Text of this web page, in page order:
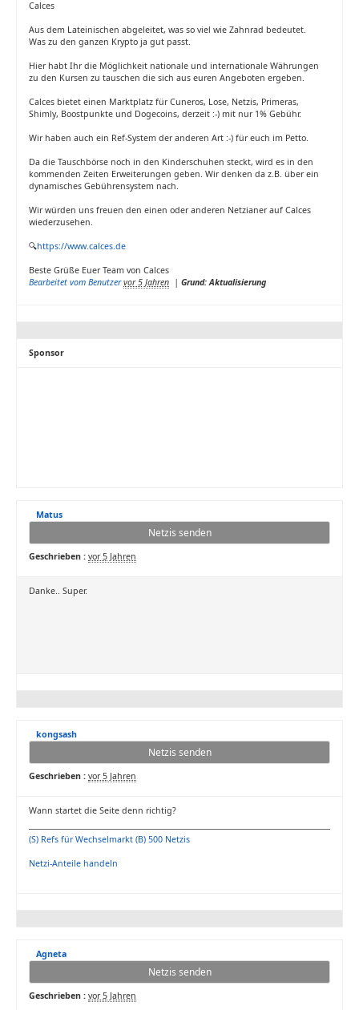
Calces
Aus dem Lateinischen abgeleitet, was so viel wie Zahnrad bedeutet.
Was zu den ganzen Krypto ja gut passt.
Hier habt Ihr die Möglichkeit nationale und internationale Währungen
zu den Kursen zu tauschen die sich aus euren Angeboten ergeben.
Calces bietet einen Marktplatz für Cuneros, Lose, Netzis, Primeras,
Shimly, Boostpunkte und Dogecoins, derzeit :-) mit nur 1% Gebühr.
Wir haben auch ein Ref-System der anderen Art :-) für euch im Petto.
Da die Tauschbörse noch in den Kinderschuhen steckt, wird es in den
kommenden Zeiten Erweiterungen geben. Wir denken da z.B. über ein
dynamisches Gebührensystem nach.
Wir würden uns freuen den einen oder anderen Netzianer auf Calces
wiederzusehen.
🔍https://www.calces.de
Beste Grüße Euer Team von Calces
Bearbeitet vom Benutzer vor 5 Jahren | Grund: Aktualisierung
Sponsor
Matus
Netzis senden
Geschrieben : vor 5 Jahren
Danke.. Super.
kongsash
Netzis senden
Geschrieben : vor 5 Jahren
Wann startet die Seite denn richtig?
(S) Refs für Wechselmarkt (B) 500 Netzis
Netzi-Anteile handeln
Agneta
Netzis senden
Geschrieben : vor 5 Jahren